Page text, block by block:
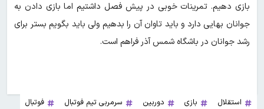
بازی دهیم. تمرینات خوبی در پیش فصل داشتیم اما بازی دادن به
جوانان بهایی دارد و باید تاوان آن را بدهیم ولی باید بگویم بستر برای
رشد جوانان در باشگاه شمس آذر فراهم است.
استقلال بازی دوربین سرمربی تیم فوتبال فوتبال